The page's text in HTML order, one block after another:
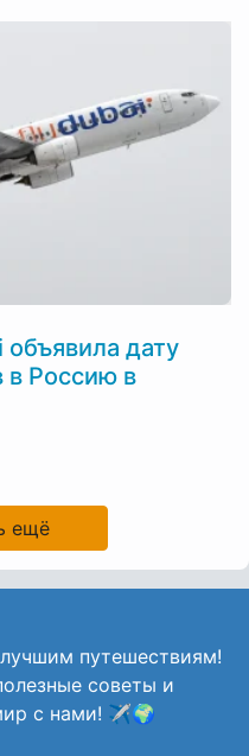
дату
в Россию в
ещё
путешествиям!
советы и
с нами! ✈️🌍